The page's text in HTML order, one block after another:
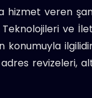
hizmet veren
Teknolojileri ve
revizeleri,